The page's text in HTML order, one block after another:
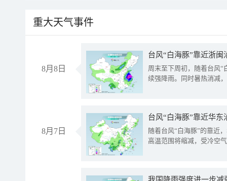
重大天气事件
8月8日
台风“白海豚”靠近浙
周末至下周初，随着台风“
续强降雨。同时暑热消减
8月7日
台风“白海豚”靠近华
随着台风“白海豚”的靠近
高温范围将缩减，受冷空